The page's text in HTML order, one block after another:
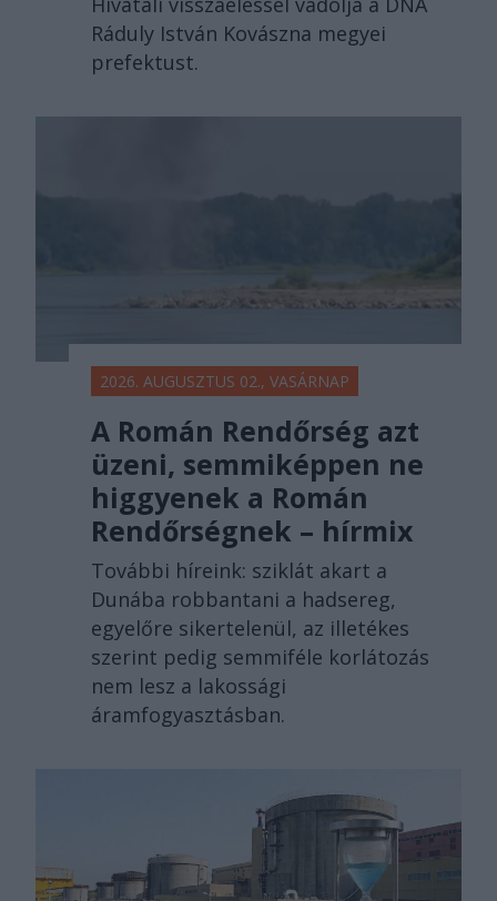
Ráduly István Kovászna megyei
prefektust.
2026. AUGUSZTUS 02., VASÁRNAP
A Román Rendőrség azt
üzeni, semmiképpen ne
higgyenek a Román
Rendőrségnek – hírmix
További híreink: sziklát akart a
Dunába robbantani a hadsereg,
egyelőre sikertelenül, az illetékes
szerint pedig semmiféle korlátozás
nem lesz a lakossági
áramfogyasztásban.